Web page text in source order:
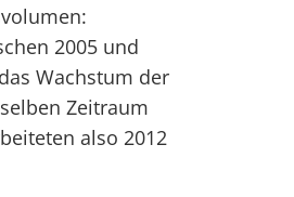
2005 und
Wachstum der
Zeitraum
also 2012